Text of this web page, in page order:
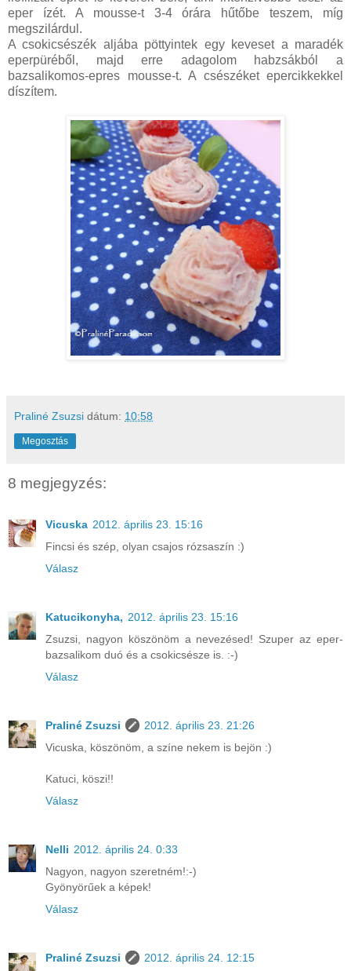
eper ízét. A mousse-t 3-4 órára hűtőbe teszem, míg
megszilárdul.
A csokicsészék aljába pöttyintek egy keveset a maradék
eperpüréből, majd erre adagolom habzsákból a
bazsalikomos-epres mousse-t. A csészéket epercikkekkel
díszítem.
Praliné Zsuzsi dátum: 10:58
Megosztás
8 megjegyzés:
Vicuska 2012. április 23. 15:16
Fincsi és szép, olyan csajos rózsaszín :)
Válasz
Katucikonyha, 2012. április 23. 15:16
Zsuzsi, nagyon köszönöm a nevezésed! Szuper az eper-
bazsalikom duó és a csokicsésze is. :-)
Válasz
Praliné Zsuzsi
2012. április 23. 21:26
Vicuska, köszönöm, a színe nekem is bejön :)
Katuci, köszi!!
Válasz
Nelli 2012. április 24. 0:33
Nagyon, nagyon szeretném!:-)
Gyönyörűek a képek!
Válasz
Praliné Zsuzsi
2012. április 24. 12:15